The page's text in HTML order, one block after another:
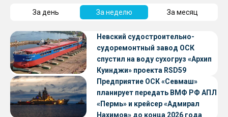
За день За неделю За месяц
Невский судостроительно-
судоремонтный завод ОСК
спустил на воду сухогруз «Архип
Куинджи» проекта RSD59
Предприятие ОСК «Севмаш»
планирует передать ВМФ РФ АПЛ
«Пермь» и крейсер «Адмирал
Нахимов» до конца 2026 года